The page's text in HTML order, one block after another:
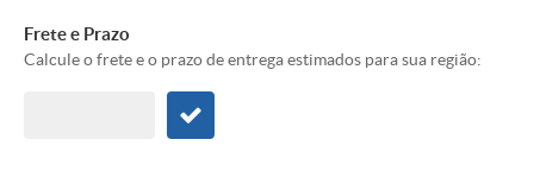
Frete e Prazo
Calcule o frete e o prazo de entrega estimados para sua região: